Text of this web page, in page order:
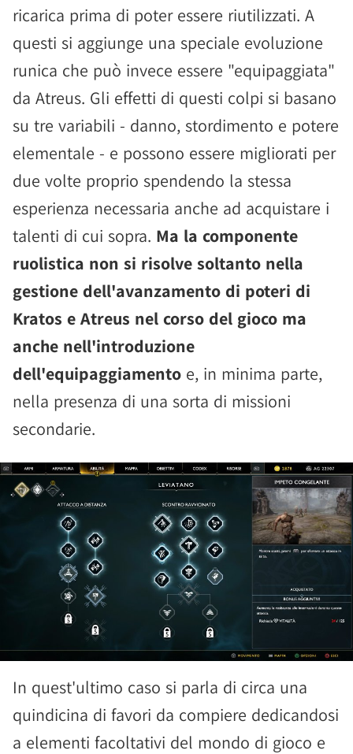
ricarica prima di poter essere riutilizzati. A
questi si aggiunge una speciale evoluzione
runica che può invece essere "equipaggiata"
da Atreus. Gli effetti di questi colpi si basano
su tre variabili - danno, stordimento e potere
elementale - e possono essere migliorati per
due volte proprio spendendo la stessa
esperienza necessaria anche ad acquistare i
talenti di cui sopra. Ma la componente
ruolistica non si risolve soltanto nella
gestione dell'avanzamento di poteri di
Kratos e Atreus nel corso del gioco ma
anche nell'introduzione
dell'equipaggiamento e, in minima parte,
nella presenza di una sorta di missioni
secondarie.
In quest'ultimo caso si parla di circa una
quindicina di favori da compiere dedicandosi
a elementi facoltativi del mondo di gioco e